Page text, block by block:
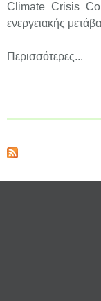
Climate Crisis
ενεργειακής
Περισσότερες...